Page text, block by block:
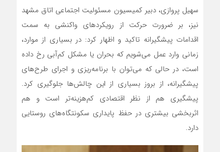
سهیل پروازی، دبیر کمیسیون مسئولیت‌ اجتماعی اتاق مشهد
نیز، بر ضرورت حرکت از رویکردهای واکنشی به سمت
اقدامات پیشگیرانه تاکید و اظهار کرد: در بسیاری از موارد،
زمانی وارد عمل می‌شویم که بحران یا مشکل کم‌آبی رخ داده
است، در حالی که می‌توان با برنامه‌ریزی و اجرای طرح‌های
پیشگیرانه، از بروز بسیاری از این چالش‌ها جلوگیری کرد.
پیشگیری هم از نظر اقتصادی کم‌هزینه‌تر است و هم
اثربخشی بیشتری در حفظ پایداری سکونتگاه‌های روستایی
دارد.